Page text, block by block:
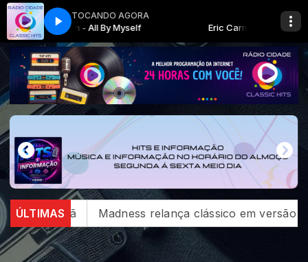
TOCANDO AGORA
Carmen - All By Myself Eric Carmen - All By Myself
ÚLTIMAS
Madness relança clássico em versão restaurada